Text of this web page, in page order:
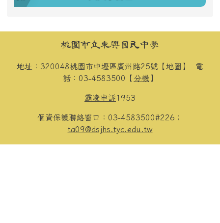
頁尾區域內容桃園市立東興國民中學
地址：320048桃園市中壢區廣州路25號【 地圖 】 電
話：03-4583500【 分機 】
霸凌申訴1953
個資保護聯絡窗口：03-4583500#226；
ta09@dsjhs.tyc.edu.tw